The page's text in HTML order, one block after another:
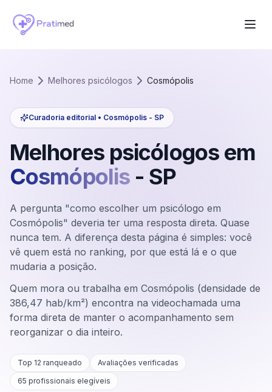
Home Melhores psicólogos Cosmópolis
Curadoria editorial • Cosmópolis - SP
Melhores psicólogos em
Cosmópolis - SP
A pergunta "como escolher um psicólogo em
Cosmópolis" deveria ter uma resposta direta. Quase
nunca tem. A diferença desta página é simples: você
vê quem está no ranking, por que está lá e o que
mudaria a posição.
Quem mora ou trabalha em Cosmópolis (densidade de
386,47 hab/km²) encontra na videochamada uma
forma direta de manter o acompanhamento sem
reorganizar o dia inteiro.
Top 12 ranqueado
Avaliações verificadas
65 profissionais elegíveis